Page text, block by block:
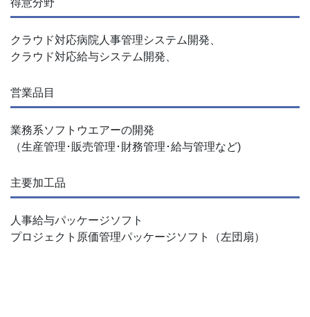
得意分野
クラウド対応病院人事管理システム開発、
クラウド対応給与システム開発、
営業品目
業務系ソフトウエアーの開発
（生産管理･販売管理･財務管理･給与管理など)
主要加工品
人事給与パッケージソフト
プロジェクト原価管理パッケージソフト（左団扇）